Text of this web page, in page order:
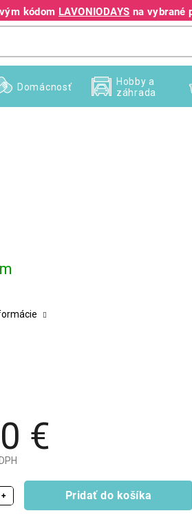
kódom LAVONIODAYS na vybrané
+421 940 995 209
Domácnosť
Hobby a
záhrada
€
+ Pridať do košíka